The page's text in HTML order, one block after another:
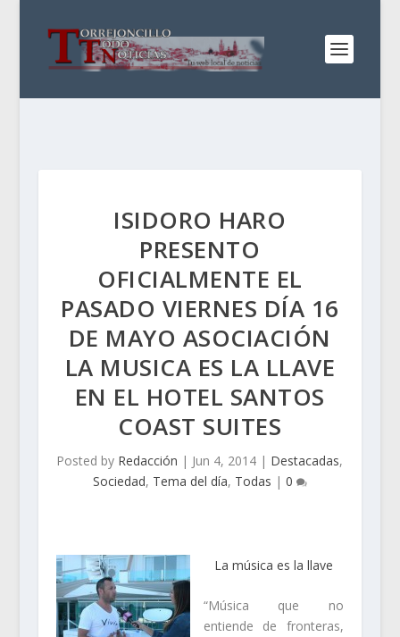
ISIDORO HARO
PRESENTO
OFICIALMENTE EL
PASADO VIERNES DÍA 16
DE MAYO ASOCIACIÓN
LA MUSICA ES LA LLAVE
EN EL HOTEL SANTOS
COAST SUITES
Posted by Redacción | Jun 4, 2014 | Destacadas,
Sociedad, Tema del día, Todas | 0
La música es la llave
“Música que no
entiende de fronteras,